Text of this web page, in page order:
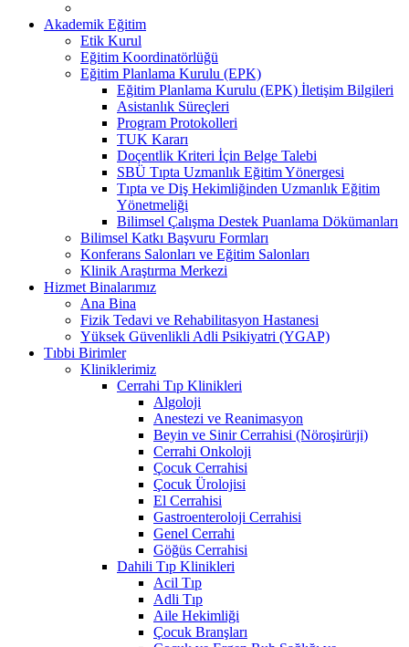
Akademik Eğitim
Etik Kurul
Eğitim Koordinatörlüğü
Eğitim Planlama Kurulu (EPK)
Eğitim Planlama Kurulu (EPK) İletişim Bilgileri
Asistanlık Süreçleri
Program Protokolleri
TUK Kararı
Doçentlik Kriteri İçin Belge Talebi
SBÜ Tıpta Uzmanlık Eğitim Yönergesi
Tıpta ve Diş Hekimliğinden Uzmanlık Eğitim
Yönetmeliği
Bilimsel Çalışma Destek Puanlama Dökümanları
Bilimsel Katkı Başvuru Formları
Konferans Salonları ve Eğitim Salonları
Klinik Araştırma Merkezi
Hizmet Binalarımız
Ana Bina
Fizik Tedavi ve Rehabilitasyon Hastanesi
Yüksek Güvenlikli Adli Psikiyatri (YGAP)
Tıbbi Birimler
Kliniklerimiz
Cerrahi Tıp Klinikleri
Algoloji
Anestezi ve Reanimasyon
Beyin ve Sinir Cerrahisi (Nöroşirürji)
Cerrahi Onkoloji
Çocuk Cerrahisi
Çocuk Ürolojisi
El Cerrahisi
Gastroenteroloji Cerrahisi
Genel Cerrahi
Göğüs Cerrahisi
Dahili Tıp Klinikleri
Acil Tıp
Adli Tıp
Aile Hekimliği
Çocuk Branşları